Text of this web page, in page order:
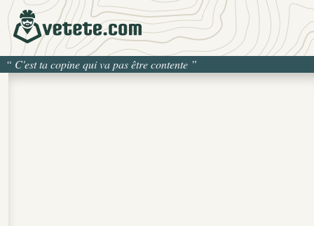
“ C'est ta copine qui va pas être contente ”